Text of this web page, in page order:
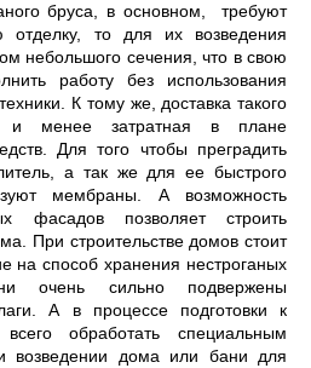
бруса, в основном, требуют
то для их возведения
небольшого сечения, что в свою
работу без использования
К тому же, доставка такого
и менее затратная в плане
Для того чтобы преградить
а так же для ее быстрого
мембраны. А возможность
фасадов позволяет строить
При строительстве домов стоит
на способ хранения нестроганых
очень сильно подвержены
А в процессе подготовки к
обработать специальным
возведении дома или бани для